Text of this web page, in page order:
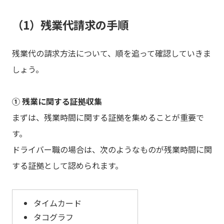
（1）残業代請求の手順
残業代の請求方法について、順を追って確認していきま
しょう。
① 残業に関する証拠収集
まずは、残業時間に関する証拠を集めることが重要で
す。
ドライバー職の場合は、次のようなものが残業時間に関
する証拠として認められます。
タイムカード
タコグラフ